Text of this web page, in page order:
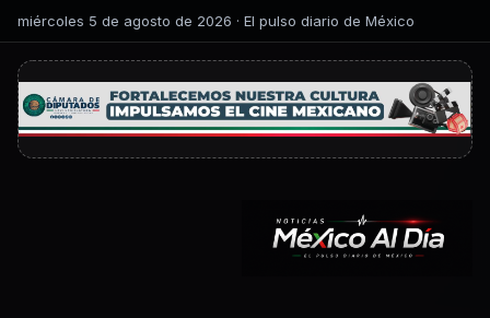
miércoles 5 de agosto de 2026 · El pulso diario de México